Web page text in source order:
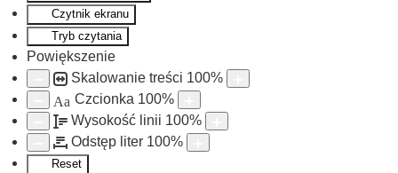
Czytnik ekranu
Tryb czytania
Powiększenie
Skalowanie treści 100%
Aa Czcionka 100%
Wysokość linii 100%
Odstęp liter 100%
Reset